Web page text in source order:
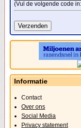
(Vul de volgende code in:
Informatie
Contact
Over ons
Social Media
Privacy statement